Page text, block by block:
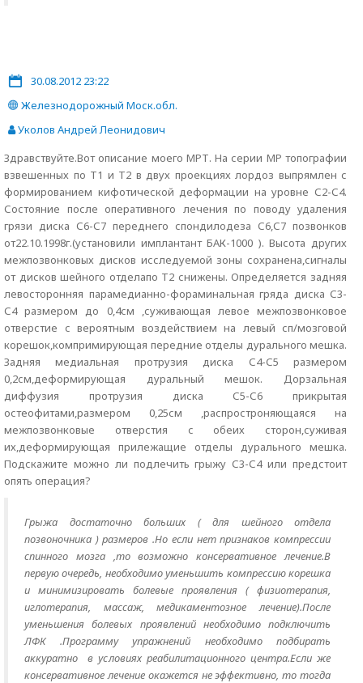
30.08.2012 23:22
Железнодорожный Моск.обл.
Уколов Андрей Леонидович
Здравствуйте.Вот описание моего МРТ. На серии МР топографии
взвешенных по Т1 и Т2 в двух проекциях лордоз выпрямлен с
формированием кифотической деформации на уровне С2-С4.
Состояние после оперативного лечения по поводу удаления
грязи диска С6-С7 переднего спондилодеза С6,С7 позвонков
от22.10.1998г.(установили имплантант БАК-1000 ). Высота других
межпозвонковых дисков исследуемой зоны сохранена,сигналы
от дисков шейного отделапо Т2 снижены. Определяется задняя
левосторонняя парамедианно-фораминальная гряда диска С3-
С4 размером до 0,4см ,суживающая левое межпозвонковое
отверстие с вероятным воздействием на левый сп/мозговой
корешок,компримирующая передние отделы дурального мешка.
Задняя медиальная протрузия диска С4-С5 размером
0,2см,деформирующая дуральный мешок. Дорзальная
диффузия протрузия диска С5-С6 прикрытая
остеофитами,размером 0,25см ,распростроняющаяся на
межпозвонковые отверстия с обеих сторон,суживая
их,деформирующая прилежащие отделы дурального мешка.
Подскажите можно ли подлечить грыжу С3-С4 или предстоит
опять операция?
Грыжа достаточно больших ( для шейного отдела
позвоночника ) размеров .Но если нет признаков компрессии
спинного мозга ,то возможно консервативное лечение.В
первую очередь, необходимо уменьшить компрессию корешка
и минимизировать болевые проявления ( физиотерапия,
иглотерапия, массаж, медикаментозное лечение).После
уменьшения болевых проявлений необходимо подключить
ЛФК .Программу упражнений необходимо подбирать
аккуратно в условиях реабилитационного центра.Если же
консервативное лечение окажется не эффективно, то тогда